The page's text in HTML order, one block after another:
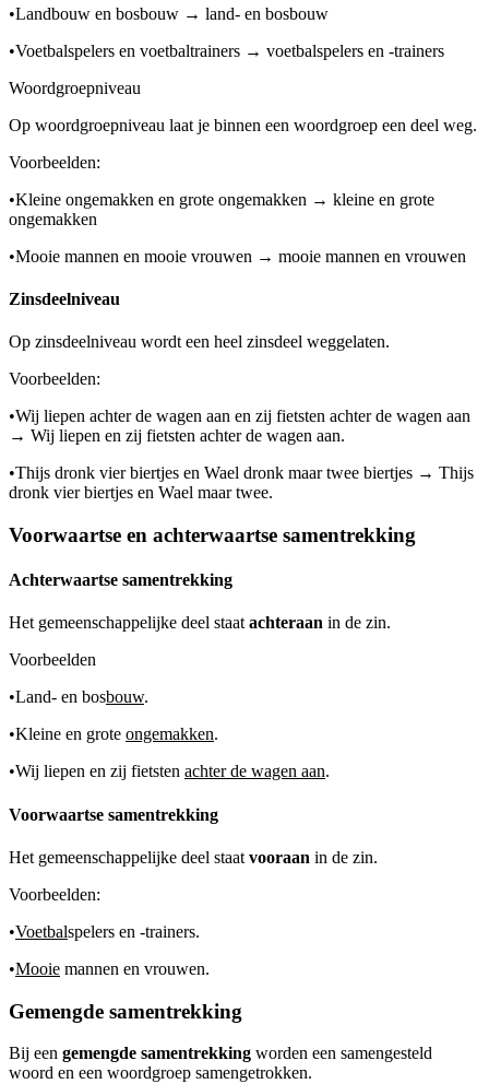
•Landbouw en bosbouw → land- en bosbouw
•Voetbalspelers en voetbaltrainers → voetbalspelers en -trainers
Woordgroepniveau
Op woordgroepniveau laat je binnen een woordgroep een deel weg.
Voorbeelden:
•Kleine ongemakken en grote ongemakken → kleine en grote
ongemakken
•Mooie mannen en mooie vrouwen → mooie mannen en vrouwen
Zinsdeelniveau
Op zinsdeelniveau wordt een heel zinsdeel weggelaten.
Voorbeelden:
•Wij liepen achter de wagen aan en zij fietsten achter de wagen aan
→ Wij liepen en zij fietsten achter de wagen aan.
•Thijs dronk vier biertjes en Wael dronk maar twee biertjes → Thijs
dronk vier biertjes en Wael maar twee.
Voorwaartse en achterwaartse samentrekking
Achterwaartse samentrekking
Het gemeenschappelijke deel staat achteraan in de zin.
Voorbeelden
•Land- en bosbouw.
•Kleine en grote ongemakken.
•Wij liepen en zij fietsten achter de wagen aan.
Voorwaartse samentrekking
Het gemeenschappelijke deel staat vooraan in de zin.
Voorbeelden:
•Voetbalspelers en -trainers.
•Mooie mannen en vrouwen.
Gemengde samentrekking
Bij een gemengde samentrekking worden een samengesteld
woord en een woordgroep samengetrokken.